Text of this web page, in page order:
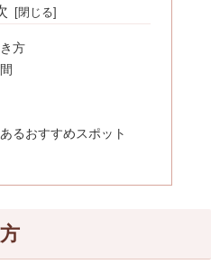
方
るおすすめスポット